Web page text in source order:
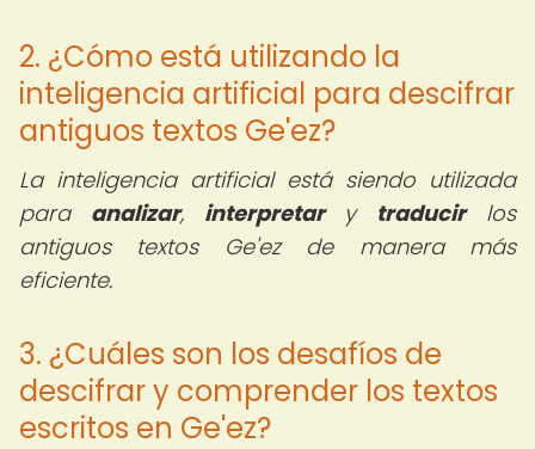
2. ¿Cómo está utilizando la
inteligencia artificial para descifrar
antiguos textos Ge'ez?
La inteligencia artificial está siendo utilizada
para analizar, interpretary traducirlos
antiguos textos Ge'ez de manera más
eficiente.
3. ¿Cuáles son los desafíos de
descifrar y comprender los textos
escritos en Ge'ez?